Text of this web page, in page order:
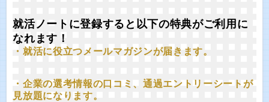
就活ノートに登録すると以下の特典がご利用に
なれます！
・就活に役立つメールマガジンが届きます。
・企業の選考情報の口コミ、通過エントリーシートが
見放題になります。